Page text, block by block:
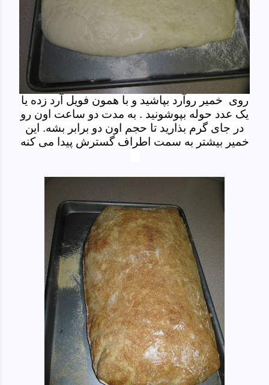
روی خمیر روآرد بپاشید و با همون فویل آرد زده یا
یک عدد حوله بپوشونید . به مدت دو ساعت اون رو
در جای گرم بذارید تا حجم اون دو برابر بشه. این
خمیر بیشتر به سمت اطراف گسترش پیدا می کنه